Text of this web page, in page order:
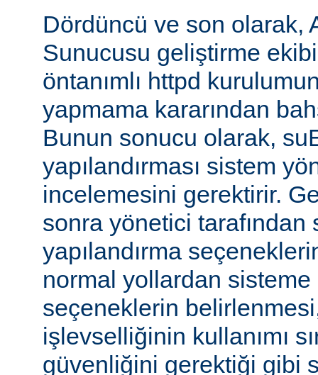
Dördüncü ve son olarak,
Sunucusu geliştirme
öntanımlı httpd
yapmama kararından
Bunun sonucu olarak,
yapılandırması sistem
incelemesini gerektirir.
sonra yönetici tarafından
yapılandırma
normal yollardan sisteme
seçeneklerin
işlevselliğinin kullanımı
güvenliğini gerektiği gibi